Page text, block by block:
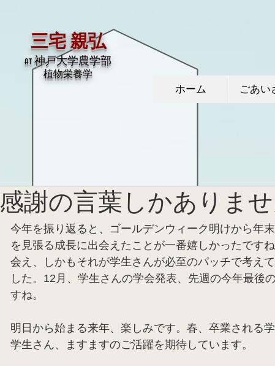
三宅 親弘
at 神戸大学農学部
​植物栄養学
ホーム ごあい
感謝の言葉しかありま
今年を振り返ると、ゴールデンウィーク明けから年
を見張る成長に出会えたことが一番嬉しかったです
会え、しかもそれが学生さんが必至のパッチで考え
した。12月、学生さんの学会発表、先週の今年最後
すね。
明日から始まる来年、楽しみです。春、卒業される
学生さん、ますますのご活躍を期待しています。